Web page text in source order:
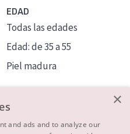
EDAD
Todas las edades
Edad: de 35 a 55
Piel madura
×
and ads and to analyze our